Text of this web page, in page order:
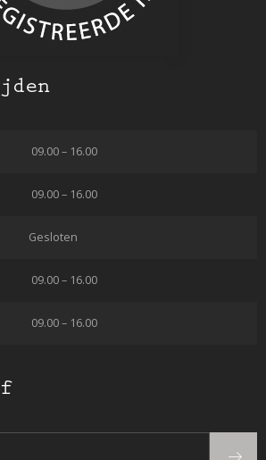
09.00 – 16.00
09.00 – 16.00
Gesloten
09.00 – 16.00
09.00 – 16.00